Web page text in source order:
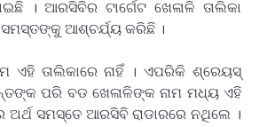
। ଆରସିବିର ଟାର୍ଗେଟ ଖେଳାଳି ତାଲିକା
ସମସ୍ତଙ୍କୁ ଆଶ୍ଚର୍ଯ୍ୟ କରିଛି ।
ଏହି ତାଲିକାରେ ନାହିଁ । ଏପରିକି ଶ୍ରେୟସ୍
ପରି ବଡ ଖେଳାଳିଙ୍କ ନାମ ମଧ୍ୟ ଏହି
ଅର୍ଥ ସମସ୍ତେ ଆରସିବି ରାଡାରରେ ନଥିଲେ ।